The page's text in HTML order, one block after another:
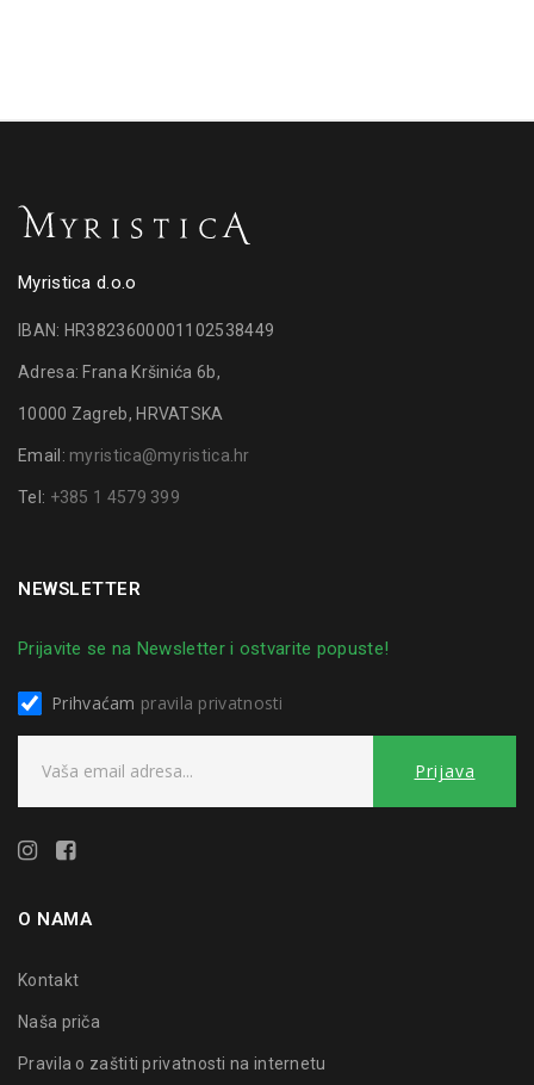
Myristica d.o.o
IBAN: HR3823600001102538449
Adresa: Frana Kršinića 6b,
10000 Zagreb, HRVATSKA
Email: myristica@myristica.hr
Tel: +385 1 4579 399
NEWSLETTER
Prijavite se na Newsletter i ostvarite popuste!
Prihvaćam pravila privatnosti
O NAMA
Kontakt
Naša priča
Pravila o zaštiti privatnosti na internetu